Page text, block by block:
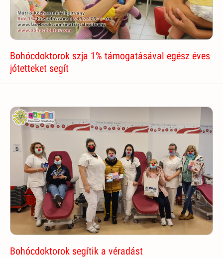
Bohócdoktorok szja 1% támogatásával egész éves
jótetteket segít
Bohócdoktorok segítik a véradást